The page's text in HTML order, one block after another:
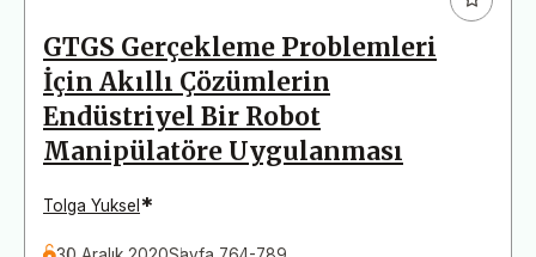
GTGS Gerçekleme Problemleri
İçin Akıllı Çözümlerin
Endüstriyel Bir Robot
Manipülatöre Uygulanması
Tolga Yuksel *